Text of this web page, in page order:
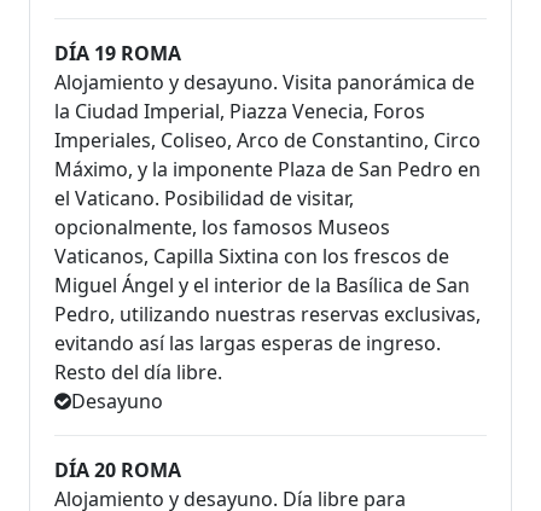
DÍA 19 ROMA
Alojamiento y desayuno. Visita panorámica de
la Ciudad Imperial, Piazza Venecia, Foros
Imperiales, Coliseo, Arco de Constantino, Circo
Máximo, y la imponente Plaza de San Pedro en
el Vaticano. Posibilidad de visitar,
opcionalmente, los famosos Museos
Vaticanos, Capilla Sixtina con los frescos de
Miguel Ángel y el interior de la Basílica de San
Pedro, utilizando nuestras reservas exclusivas,
evitando así las largas esperas de ingreso.
Resto del día libre.
Desayuno
DÍA 20 ROMA
Alojamiento y desayuno. Día libre para